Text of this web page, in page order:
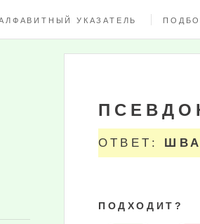
УКАЗАТЕЛЬ
ОТВЕТ:
ПОДХОДИТ?